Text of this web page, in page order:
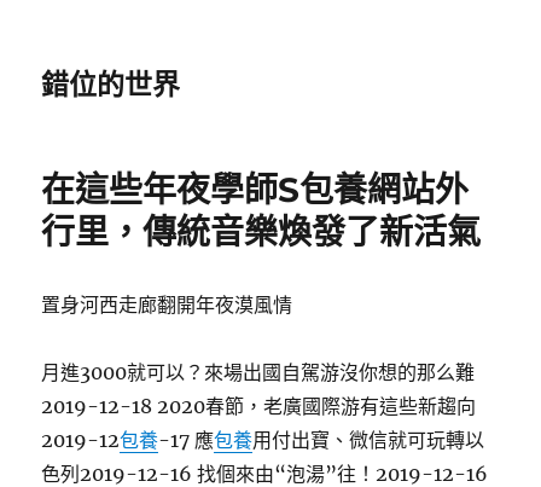
錯位的世界
在這些年夜學師S包養網站外
行里，傳統音樂煥發了新活氣
置身河西走廊翻開年夜漠風情
月進3000就可以？來場出國自駕游沒你想的那么難
2019-12-18 2020春節，老廣國際游有這些新趨向
2019-12包養-17 應包養用付出寶、微信就可玩轉以
色列2019-12-16 找個來由“泡湯”往！2019-12-16